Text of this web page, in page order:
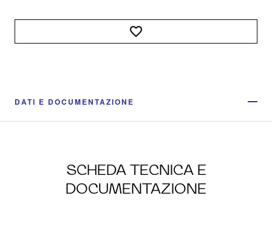
DATI E DOCUMENTAZIONE
SCHEDA TECNICA E
DOCUMENTAZIONE